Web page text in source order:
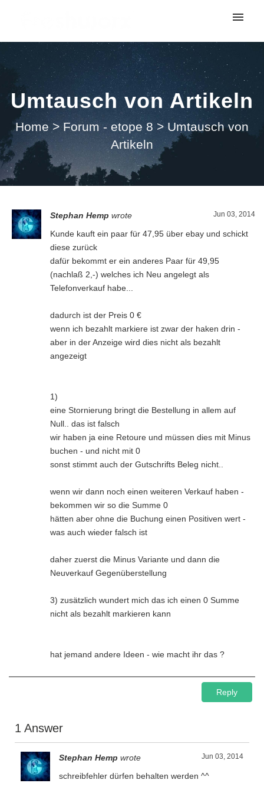
My tickets
Submit ticket
Login
Umtausch von Artikeln
Home > Forum - etope 8 > Umtausch von
Artikeln
Jun 03, 2014
Stephan Hemp wrote
Kunde kauft ein paar für 47,95 über ebay und schickt
diese zurück
dafür bekommt er ein anderes Paar für 49,95
(nachlaß 2,-) welches ich Neu angelegt als
Telefonverkauf habe...
dadurch ist der Preis 0 €
wenn ich bezahlt markiere ist zwar der haken drin -
aber in der Anzeige wird dies nicht als bezahlt
angezeigt
1)
eine Stornierung bringt die Bestellung in allem auf
Null.. das ist falsch
wir haben ja eine Retoure und müssen dies mit Minus
buchen - und nicht mit 0
sonst stimmt auch der Gutschrifts Beleg nicht..
wenn wir dann noch einen weiteren Verkauf haben -
bekommen wir so die Summe 0
hätten aber ohne die Buchung einen Positiven wert -
was auch wieder falsch ist
daher zuerst die Minus Variante und dann die
Neuverkauf Gegenüberstellung
3) zusätzlich wundert mich das ich einen 0 Summe
nicht als bezahlt markieren kann
hat jemand andere Ideen - wie macht ihr das ?
Reply
1 Answer
Jun 03, 2014
Stephan Hemp wrote
schreibfehler dürfen behalten werden ^^